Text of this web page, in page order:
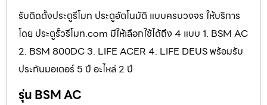
รับติดตั้งประตูรีโมท ประตูอัตโนมัติ แบบครบวงจร ให้บริการ
โดย ประตูรั้วรีโมท.com มีให้เลือกใช้ได้ถึง 4 แบบ 1. BSM AC
2. BSM 800DC 3. LIFE ACER 4. LIFE DEUS พร้อมรับ
ประกันมอเตอร์ 5 ปี อะไหล่ 2 ปี
รุ่น BSM AC